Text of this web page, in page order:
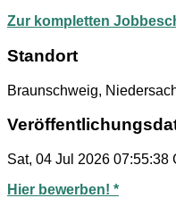
Zur kompletten
Standort
Braunschweig,
Sat, 04 Jul 2026 07:55:38
Hier bewerben! *